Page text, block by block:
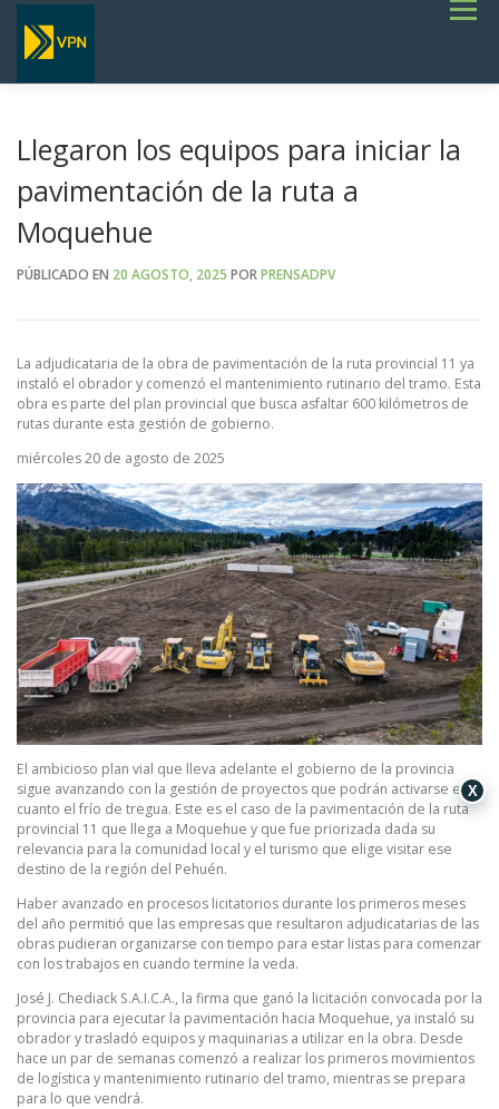
Saltar
contenido
Menú
TERMINOS DE REFERENCIA GENERALES- OBRAS VIALES
Llegaron los equipos para iniciar la
pavimentación de la ruta a
Moquehue
PÚBLICADO EN 20 AGOSTO, 2025 PORPRENSADPV
La adjudicataria de la obra de pavimentación de la ruta provincial 11 ya
instaló el obrador y comenzó el mantenimiento rutinario del tramo. Esta
obra es parte del plan provincial que busca asfaltar 600 kilómetros de
rutas durante esta gestión de gobierno.
miércoles 20 de agosto de 2025
El ambicioso plan vial que lleva adelante el gobierno de la provincia
sigue avanzando con la gestión de proyectos que podrán activarse en
cuanto el frío de tregua. Este es el caso de la pavimentación de la ruta
provincial 11 que llega a Moquehue y que fue priorizada dada su
relevancia para la comunidad local y el turismo que elige visitar ese
destino de la región del Pehuén.
Haber avanzado en procesos licitatorios durante los primeros meses
del año permitió que las empresas que resultaron adjudicatarias de las
obras pudieran organizarse con tiempo para estar listas para comenzar
con los trabajos en cuando termine la veda.
José J. Chediack S.A.I.C.A., la firma que ganó la licitación convocada por la
provincia para ejecutar la pavimentación hacia Moquehue, ya instaló su
obrador y trasladó equipos y maquinarias a utilizar en la obra. Desde
hace un par de semanas comenzó a realizar los primeros movimientos
de logística y mantenimiento rutinario del tramo, mientras se prepara
para lo que vendrá.
X